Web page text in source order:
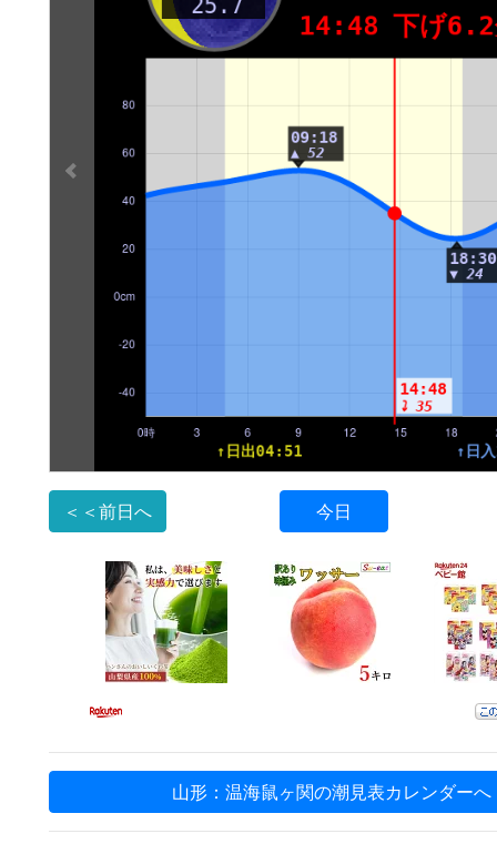
＜＜前日へ 今日
山形：温海鼠ヶ関の潮見表カレンダーへ